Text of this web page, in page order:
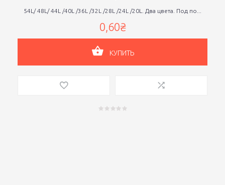
54L/ 48L/ 44L /40L /36L /32L /28L /24L /20L. Два цвета. Под по...
0,60₴
КУПИТЬ